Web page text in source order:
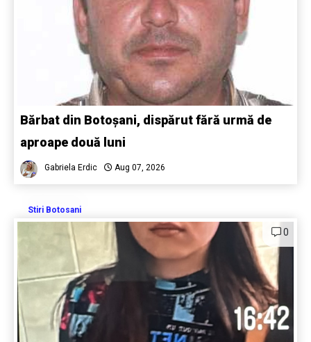
Bărbat din Botoșani, dispărut fără urmă de
aproape două luni
Gabriela Erdic Aug 07, 2026
Stiri Botosani
0